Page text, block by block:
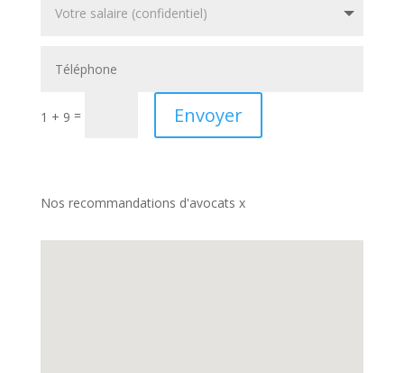
1 + 9 = Envoyer
Nos recommandations d'avocats x